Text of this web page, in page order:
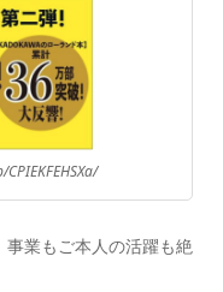
業もご本人の活躍も絶